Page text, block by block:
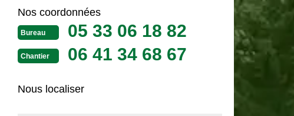
Nos coordonnées
Bureau 05 33 06 18 82
Chantier 06 41 34 68 67
Nous localiser